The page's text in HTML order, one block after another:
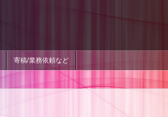
寄稿/業務依頼など